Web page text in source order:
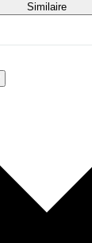
Similaire